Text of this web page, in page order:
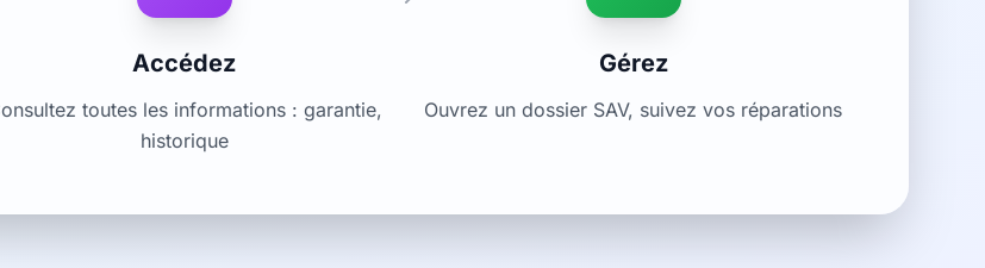
Accédez
toutes les informations : garantie,
historique
Gérez
Ouvrez un dossier SAV, suivez vos réparations